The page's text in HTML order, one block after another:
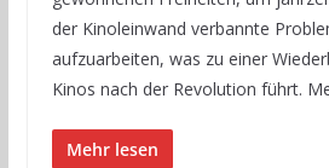
der Kinoleinwand verbannte
aufzuarbeiten, was zu einer
Kinos nach der Revolution führt.
Mehr lesen